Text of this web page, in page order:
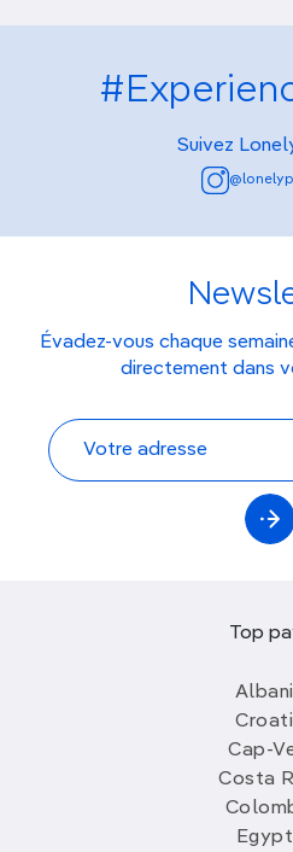
Suivez
Évadez-vous chaque
directement dans
Top
Cap-
Costa